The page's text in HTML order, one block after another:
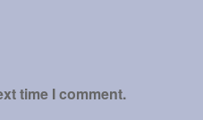
time I comment.